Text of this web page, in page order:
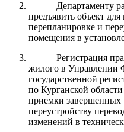
Департаменту
предъявить объект
перепланировке и
помещения в
Регистрация
жилого в Управлении
государственной
по Курганской
приемки завершенных
переустройству
изменений в